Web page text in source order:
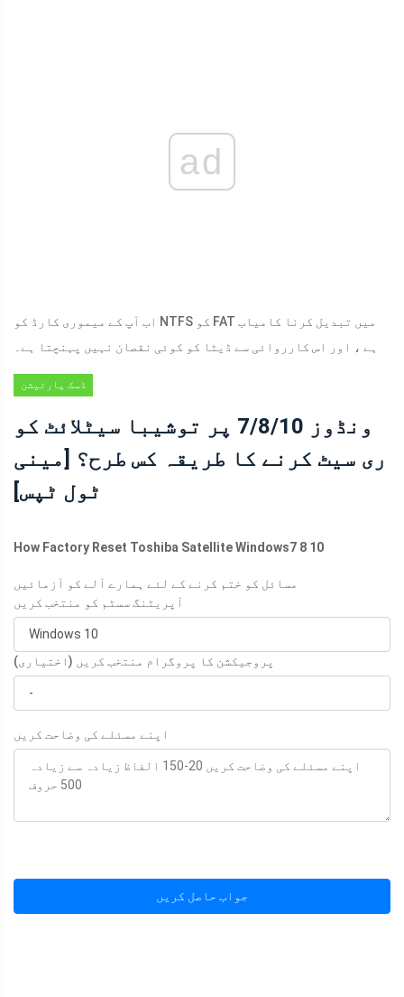
ad
اب آپ کے میموری کارڈ کو NTFS کو FAT میں تبدیل کرنا کامیاب
ہے ، اور اس کارروائی سے ڈیٹا کو کوئی نقصان نہیں پہنچتا ہے۔
ڈسک پارٹیشن
ونڈوز 7/8/10 پر توشیبا سیٹلائٹ کو
ری سیٹ کرنے کا طریقہ کس طرح؟ [مینی
ٹول ٹپس]
How Factory Reset Toshiba Satellite Windows7 8 10
مسائل کو ختم کرنے کے لئے ہمارے آلے کو آزمائیں
آپریٹنگ سسٹم کو منتخب کریں
پروجیکشن کا پروگرام منتخب کریں (اختیاری)
اپنے مسئلے کی وضاحت کریں
جواب حاصل کریں